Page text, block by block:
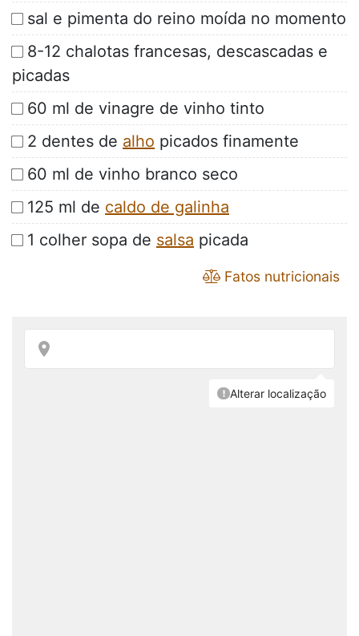
sal e pimenta do reino moída no momento
8-12 chalotas francesas, descascadas e
picadas
60 ml de vinagre de vinho tinto
2 dentes de alho picados finamente
60 ml de vinho branco seco
125 ml de caldo de galinha
1 colher sopa de salsa picada
Fatos nutricionais